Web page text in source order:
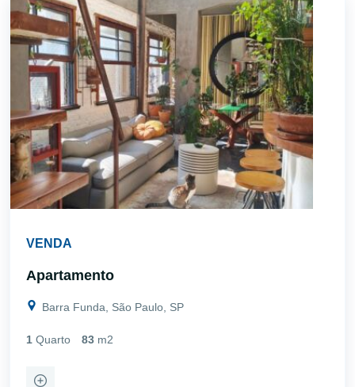
VENDA
Apartamento
Barra Funda, São Paulo, SP
1 Quarto 83 m2